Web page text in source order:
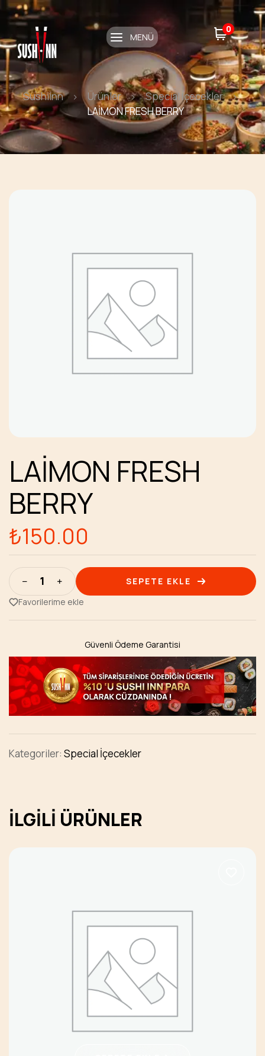
MENÜ
0
Sushiinn Ürünler
Special İçecekler
LAİMON FRESH BERRY
LAİMON FRESH
BERRY
₺150.00
SEPETE EKLE
Favorilerime ekle
Güvenli Ödeme Garantisi
Kategoriler: Special İçecekler
İLGILI ÜRÜNLER